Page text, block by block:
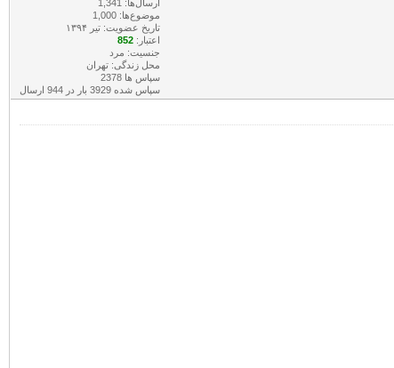
ارسال‌ها: 1,341
موضوع‌ها: 1,000
تاریخ عضویت: تير ۱۳۹۴
اعتبار: 852
جنسیت: مرد
محل زندگی: تهران
سپاس ها 2378
سپاس شده 3929 بار در 944 ارسال